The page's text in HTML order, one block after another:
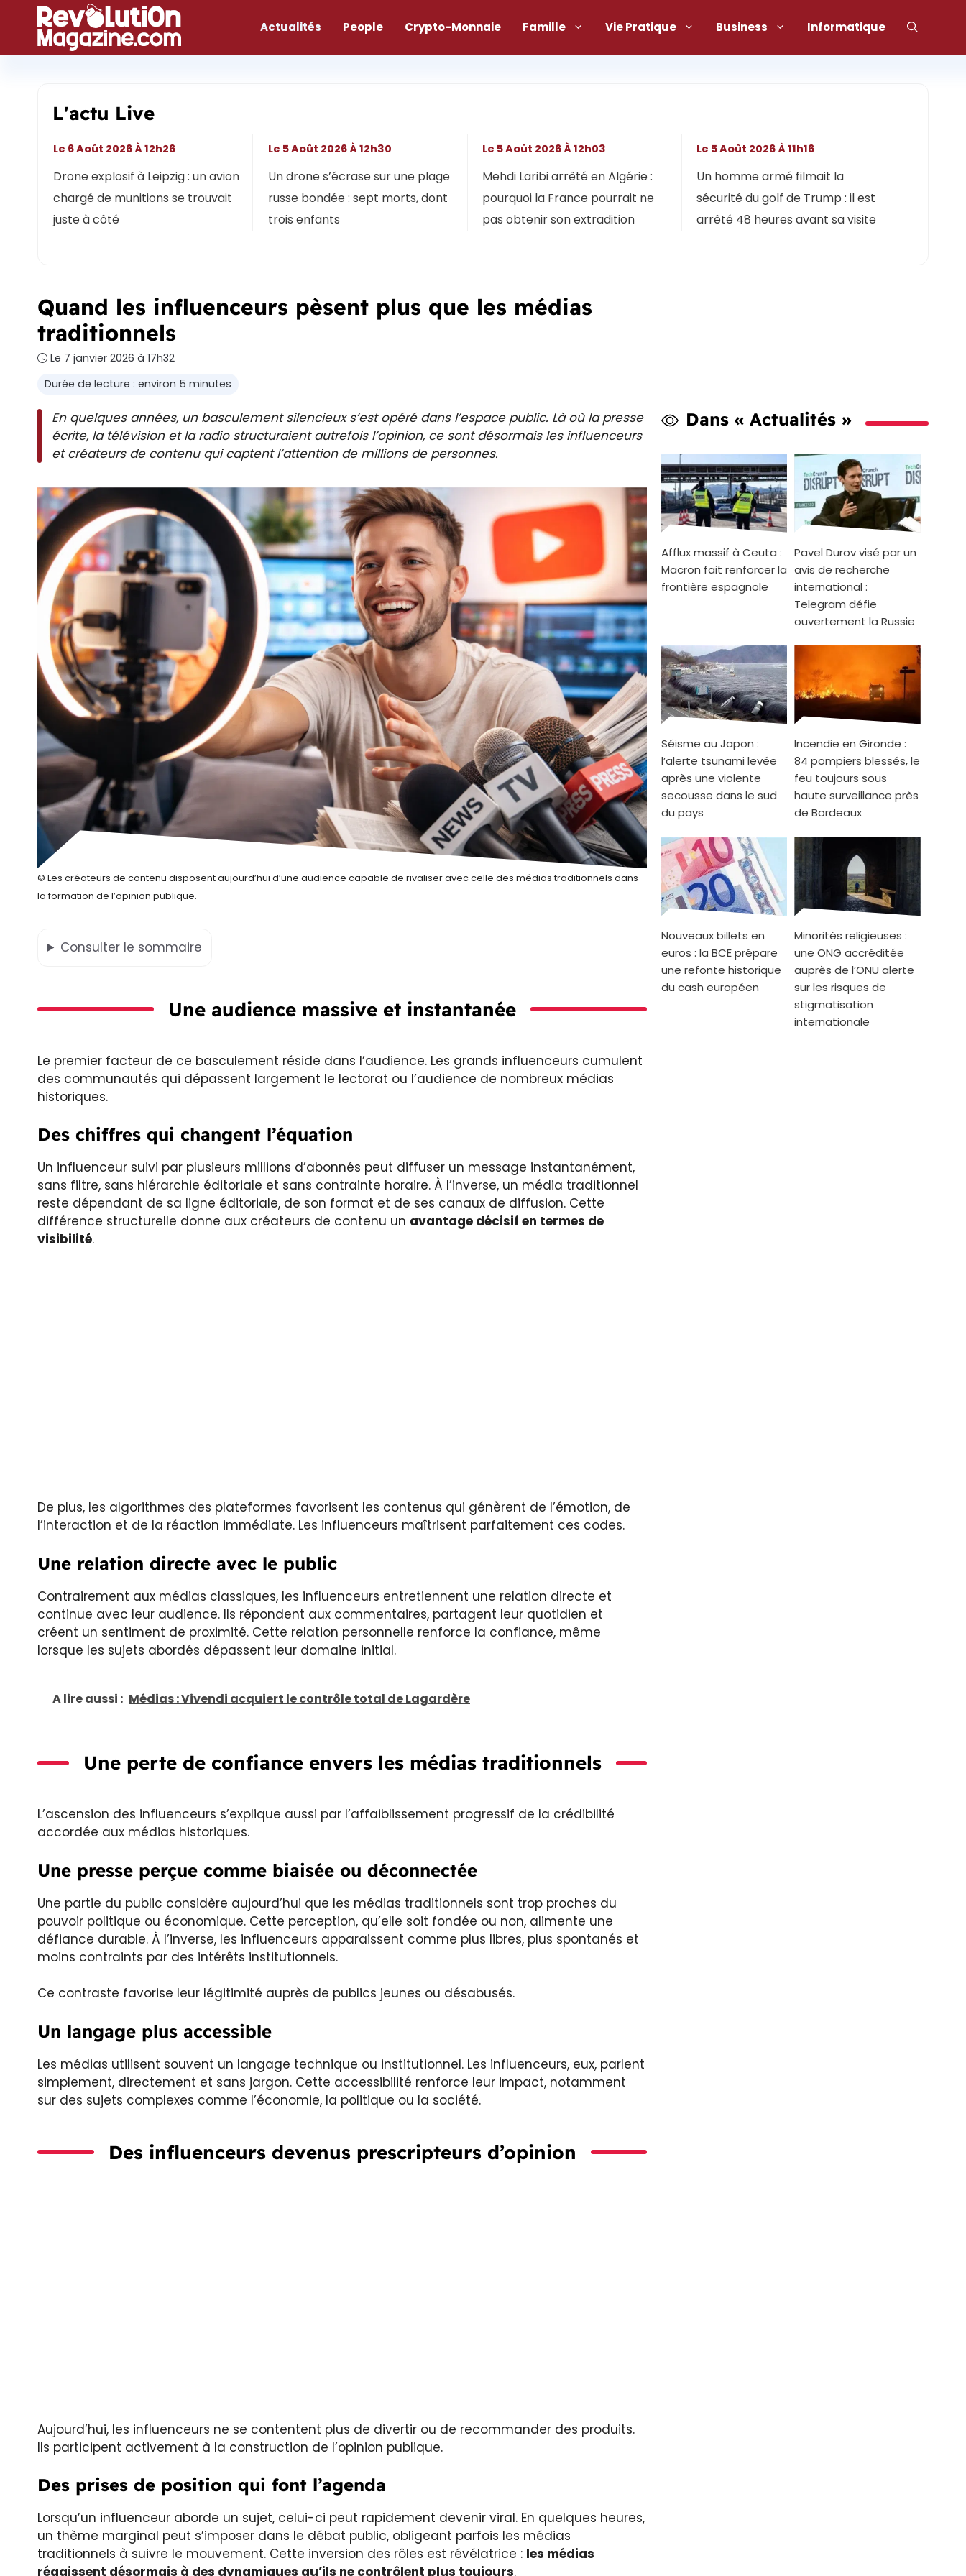
contenu
Actualités People Crypto-Monnaie Famille Vie Pratique Business Informatique
L'actu Live
Drone explosif à Leipzig : un avion
chargé de munitions se trouvait
juste à côté
Le 6 Août 2026 À 12h26
Un drone s’écrase sur une plage
russe bondée : sept morts, dont
trois enfants
Le 5 Août 2026 À 12h30
Mehdi Laribi arrêté en Algérie :
pourquoi la France pourrait ne
pas obtenir son extradition
Le 5 Août 2026 À 12h03
Un homme armé filmait la
sécurité du golf de Trump : il est
arrêté 48 heures avant sa visite
Le 5 Août 2026 À 11h16
Quand les influenceurs pèsent plus que les médias
traditionnels
Le 7 janvier 2026 à 17h32
Durée de lecture : environ 5 minutes
En quelques années, un basculement silencieux s’est opéré dans l’espace public. Là où la presse
écrite, la télévision et la radio structuraient autrefois l’opinion, ce sont désormais les influenceurs
et créateurs de contenu qui captent l’attention de millions de personnes.
© Les créateurs de contenu disposent aujourd’hui d’une audience capable de rivaliser avec celle des médias traditionnels dans
la formation de l’opinion publique.
Consulter le sommaire
Une audience massive et instantanée
Le premier facteur de ce basculement réside dans l’audience. Les grands influenceurs cumulent
des communautés qui dépassent largement le lectorat ou l’audience de nombreux médias
historiques.
Des chiffres qui changent l’équation
Un influenceur suivi par plusieurs millions d’abonnés peut diffuser un message instantanément,
sans filtre, sans hiérarchie éditoriale et sans contrainte horaire. À l’inverse, un média traditionnel
reste dépendant de sa ligne éditoriale, de son format et de ses canaux de diffusion. Cette
différence structurelle donne aux créateurs de contenu un avantage décisif en termes de
visibilité.
De plus, les algorithmes des plateformes favorisent les contenus qui génèrent de l’émotion, de
l’interaction et de la réaction immédiate. Les influenceurs maîtrisent parfaitement ces codes.
Une relation directe avec le public
Contrairement aux médias classiques, les influenceurs entretiennent une relation directe et
continue avec leur audience. Ils répondent aux commentaires, partagent leur quotidien et
créent un sentiment de proximité. Cette relation personnelle renforce la confiance, même
lorsque les sujets abordés dépassent leur domaine initial.
A lire aussi : Médias : Vivendi acquiert le contrôle total de Lagardère
Une perte de confiance envers les médias traditionnels
L’ascension des influenceurs s’explique aussi par l’affaiblissement progressif de la crédibilité
accordée aux médias historiques.
Une presse perçue comme biaisée ou déconnectée
Une partie du public considère aujourd’hui que les médias traditionnels sont trop proches du
pouvoir politique ou économique. Cette perception, qu’elle soit fondée ou non, alimente une
défiance durable. À l’inverse, les influenceurs apparaissent comme plus libres, plus spontanés et
moins contraints par des intérêts institutionnels.
Ce contraste favorise leur légitimité auprès de publics jeunes ou désabusés.
Un langage plus accessible
Les médias utilisent souvent un langage technique ou institutionnel. Les influenceurs, eux, parlent
simplement, directement et sans jargon. Cette accessibilité renforce leur impact, notamment
sur des sujets complexes comme l’économie, la politique ou la société.
Des influenceurs devenus prescripteurs d’opinion
Aujourd’hui, les influenceurs ne se contentent plus de divertir ou de recommander des produits.
Ils participent activement à la construction de l’opinion publique.
Des prises de position qui font l’agenda
Lorsqu’un influenceur aborde un sujet, celui-ci peut rapidement devenir viral. En quelques heures,
un thème marginal peut s’imposer dans le débat public, obligeant parfois les médias
traditionnels à suivre le mouvement. Cette inversion des rôles est révélatrice : les médias
réagissent désormais à des dynamiques qu’ils ne contrôlent plus toujours.
Dans « Actualités »
Afflux massif à Ceuta :
Macron fait renforcer la
frontière espagnole
Pavel Durov visé par un
avis de recherche
international :
Telegram défie
ouvertement la Russie
Séisme au Japon :
l’alerte tsunami levée
après une violente
secousse dans le sud
du pays
Incendie en Gironde :
84 pompiers blessés, le
feu toujours sous
haute surveillance près
de Bordeaux
Nouveaux billets en
euros : la BCE prépare
une refonte historique
du cash européen
Minorités religieuses :
une ONG accréditée
auprès de l’ONU alerte
sur les risques de
stigmatisation
internationale